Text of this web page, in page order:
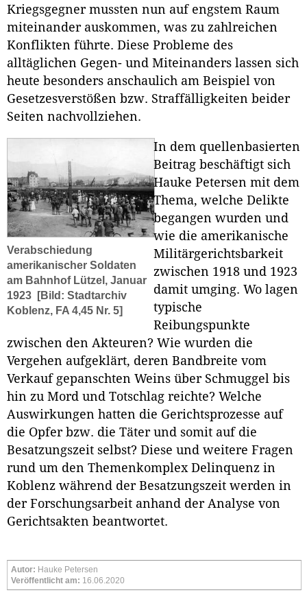
Kriegsgegner mussten nun auf engstem Raum
miteinander auskommen, was zu zahlreichen
Konflikten führte. Diese Probleme des
alltäglichen Gegen- und Miteinanders lassen sich
heute besonders anschaulich am Beispiel von
Gesetzesverstößen bzw. Straffälligkeiten beider
Seiten nachvollziehen.
Verabschiedung
amerikanischer Soldaten
am Bahnhof Lützel, Januar
1923
[Bild: Stadtarchiv
Koblenz, FA 4,45 Nr. 5]
In dem quellenbasierten
Beitrag beschäftigt sich
Hauke Petersen mit dem
Thema, welche Delikte
begangen wurden und
wie die amerikanische
Militärgerichtsbarkeit
zwischen 1918 und 1923
damit umging. Wo lagen
typische
Reibungspunkte
zwischen den Akteuren? Wie wurden die
Vergehen aufgeklärt, deren Bandbreite vom
Verkauf gepanschten Weins über Schmuggel bis
hin zu Mord und Totschlag reichte? Welche
Auswirkungen hatten die Gerichtsprozesse auf
die Opfer bzw. die Täter und somit auf die
Besatzungszeit selbst? Diese und weitere Fragen
rund um den Themenkomplex Delinquenz in
Koblenz während der Besatzungszeit werden in
der Forschungsarbeit anhand der Analyse von
Gerichtsakten beantwortet.
Autor: Hauke Petersen
Veröffentlicht am: 16.06.2020